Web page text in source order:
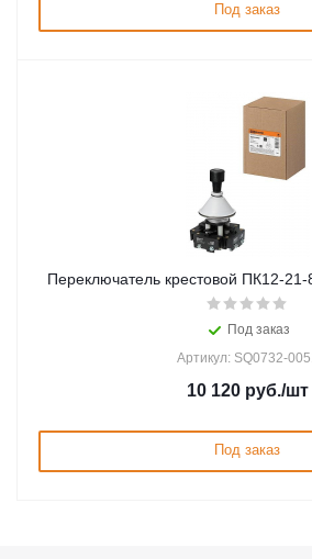
Под заказ
Переключатель крестовой ПК12-
Под заказ
Артикул: SQ0732-
10 120руб./шт
Под заказ